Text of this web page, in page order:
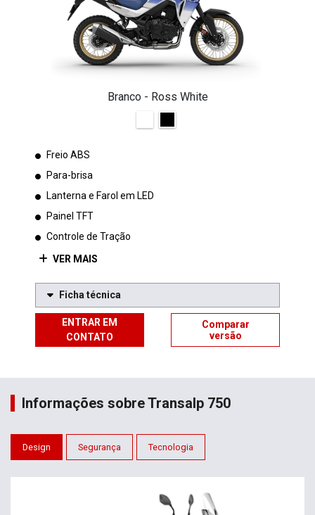
Branco - Ross White
Freio ABS
Para-brisa
Lanterna e Farol em LED
Painel TFT
Controle de Tração
VER MAIS
Ficha técnica
ENTRAR EM
CONTATO
Comparar
versão
Informações sobre Transalp 750
Design Segurança Tecnologia